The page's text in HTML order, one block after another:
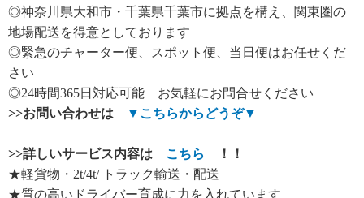
◎神奈川県大和市・千葉県千葉市に拠点を構え、関東圏の
地場配送を得意としております
◎緊急のチャーター便、スポット便、当日便はお任せくだ
さい
◎24時間365日対応可能 お気軽にお問合せください
>>お問い合わせは ▼ こちらからどうぞ▼
>>詳しいサービス内容は こちら
！！
★軽貨物・2t/4t/ トラック輸送・配送
★質の高いドライバー育成に力を入れています